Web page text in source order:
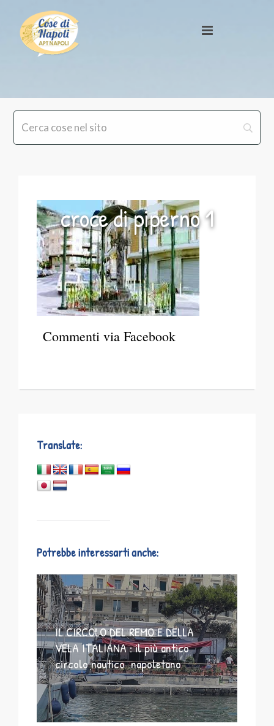
croce di piperno 1
Commenti via Facebook
Translate:
Potrebbe interessarti anche:
IL CIRCOLO DEL REMO E DELLA
VELA ITALIANA : il più antico
circolo nautico napoletano